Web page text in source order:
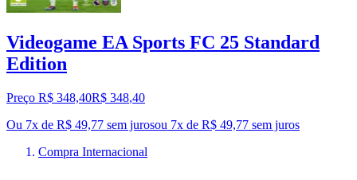
Videogame EA Sports FC 25 Standard
Edition
Preço R$ 348,40R$ 348,40
Ou 7x de R$ 49,77 sem jurosou 7x de R$ 49,77 sem juros
Compra Internacional